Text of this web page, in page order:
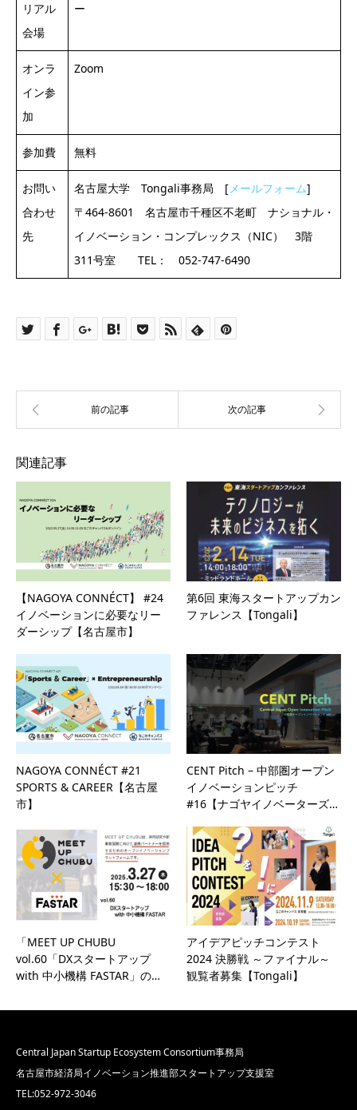
リアル
会場
ー
オンラ
イン参
加
Zoom
参加費 無料
お問い
合わせ
先
名古屋大学 Tongali事務局 [メールフォーム]
〒464-8601 名古屋市千種区不老町 ナショナル・
イノベーション・コンプレックス（NIC） 3階
311号室 TEL： 052-747-6490
関連記事
【NAGOYA CONNÉCT】 #24
イノベーションに必要なリー
ダーシップ【名古屋市】
第6回 東海スタートアップカン
ファレンス【Tongali】
NAGOYA CONNÉCT #21
SPORTS & CAREER【名古屋
市】
CENT Pitch – 中部圏オープン
イノベーションピッチ
#16【ナゴヤイノベーターズ…
「MEET UP CHUBU
vol.60「DXスタートアップ
with 中小機構 FASTAR」の…
アイデアピッチコンテスト
2024 決勝戦 ～ファイナル～
観覧者募集【Tongali】
Central Japan Startup Ecosystem Consortium事務局
名古屋市経済局イノベーション推進部スタートアップ支援室
TEL:052-972-3046